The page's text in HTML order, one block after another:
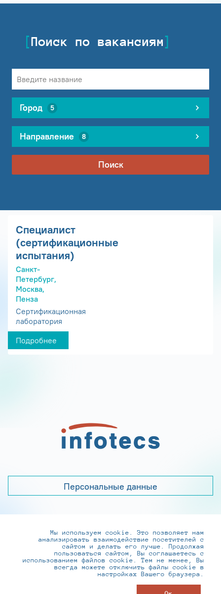
Поиск по вакансиям
Город 5
Направление 8
Поиск
Специалист
(сертификационные
испытания)
Санкт-
Петербург,
Москва,
Пенза
Сертификационная
лаборатория
Подробнее
Персональные данные
+7 (495) 737-6192, 8-800-250-0-260
practice@infotecs.ru,hr@infotecs.ru
127273, г. Москва, Отрадная ул., 2Б строение 1
Мы используем cookie. Это позволяет нам
анализировать взаимодействие посетителей с
сайтом и делать его лучше. Продолжая
пользоваться сайтом, Вы соглашаетесь с
использованием файлов cookie. Тем не менее, Вы
всегда можете отключить файлы cookie в
настройках Вашего браузера.